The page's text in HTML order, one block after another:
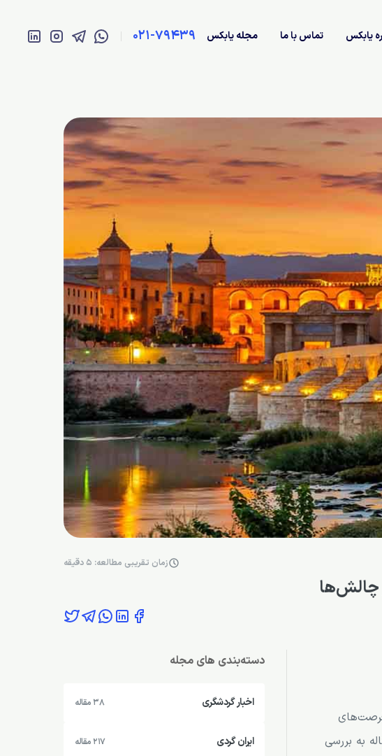
یابکس تماس با ما مجله یابکس 021-79439
زمان تقریبی مطالعه: 5 دقیقه
چالش‌ها
فرصت‌های
به بررسی
دسته‌بندی های مجله
اخبار گردشگری 38 مقاله
ایران گردی 217 مقاله